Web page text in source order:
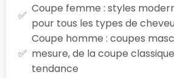
Coupe femme : styles
pour tous les types de
Coupe homme : coupes
mesure, de la coupe
tendance